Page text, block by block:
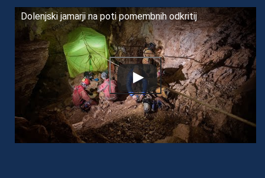
Dolenjski jamarji na poti pomembnih odkritij